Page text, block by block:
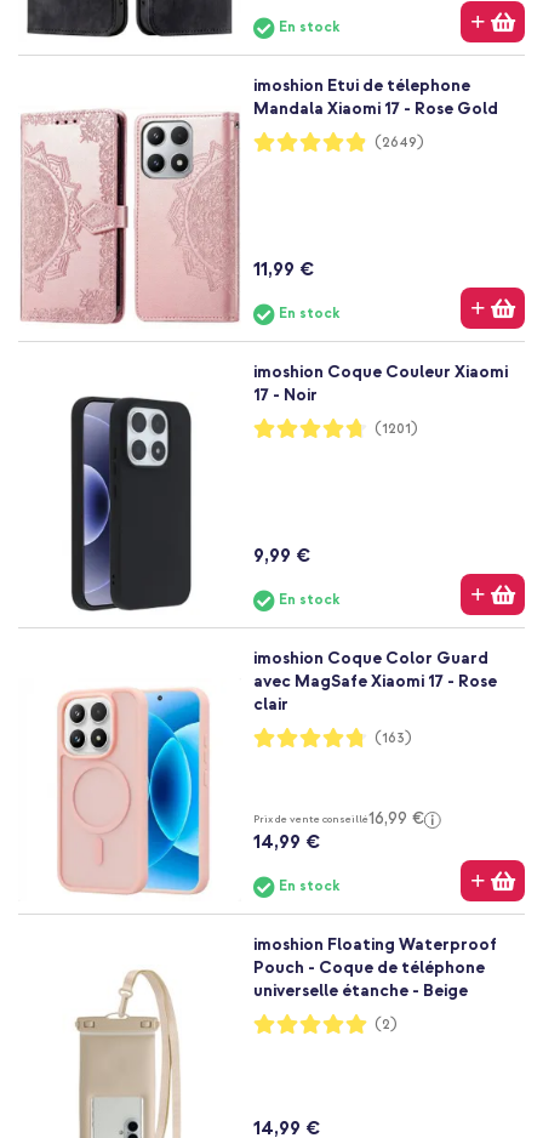
En stock
imoshion Etui de télephone
Mandala Xiaomi 17 - Rose Gold
Notation:
97%
(2649)
11,99 €
En stock
imoshion Coque Couleur Xiaomi
17 - Noir
Notation:
94%
(1201)
9,99 €
En stock
imoshion Coque Color Guard
avec MagSafe Xiaomi 17 - Rose
clair
Notation:
95%
(163)
Prix de vente conseillé16,99 €
14,99 €
En stock
imoshion Floating Waterproof
Pouch - Coque de téléphone
universelle étanche - Beige
Notation:
100%
(2)
14,99 €